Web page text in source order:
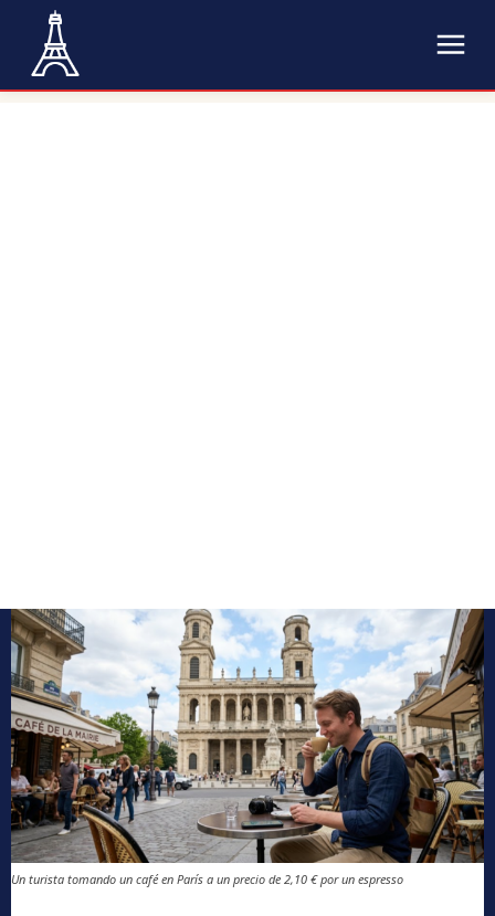
Un turista tomando un café en París a un precio de 2,10 € por un espresso